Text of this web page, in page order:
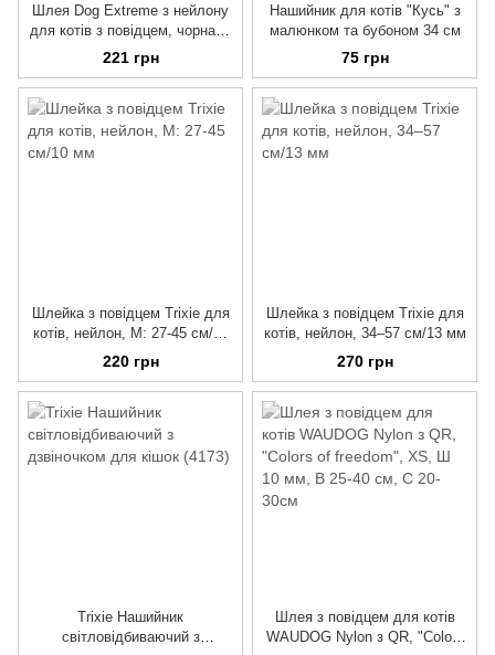
Шлея Dog Extreme з нейлону
для котів з повідцем, чорна,ш
10мм, а:20-30см,в:25-40см,д
110см
221 грн
Нашийник для котів "Кусь" з
малюнком та бубоном 34 см
75 грн
Шлейка з повідцем Trixie для
котів, нейлон, M: 27-45 см/10
мм
220 грн
Шлейка з повідцем Trixie для
котів, нейлон, 34–57 см/13 мм
270 грн
Trixie Нашийник
світловідбиваючий з
Шлея з повідцем для котів
WAUDOG Nylon з QR, "Colors